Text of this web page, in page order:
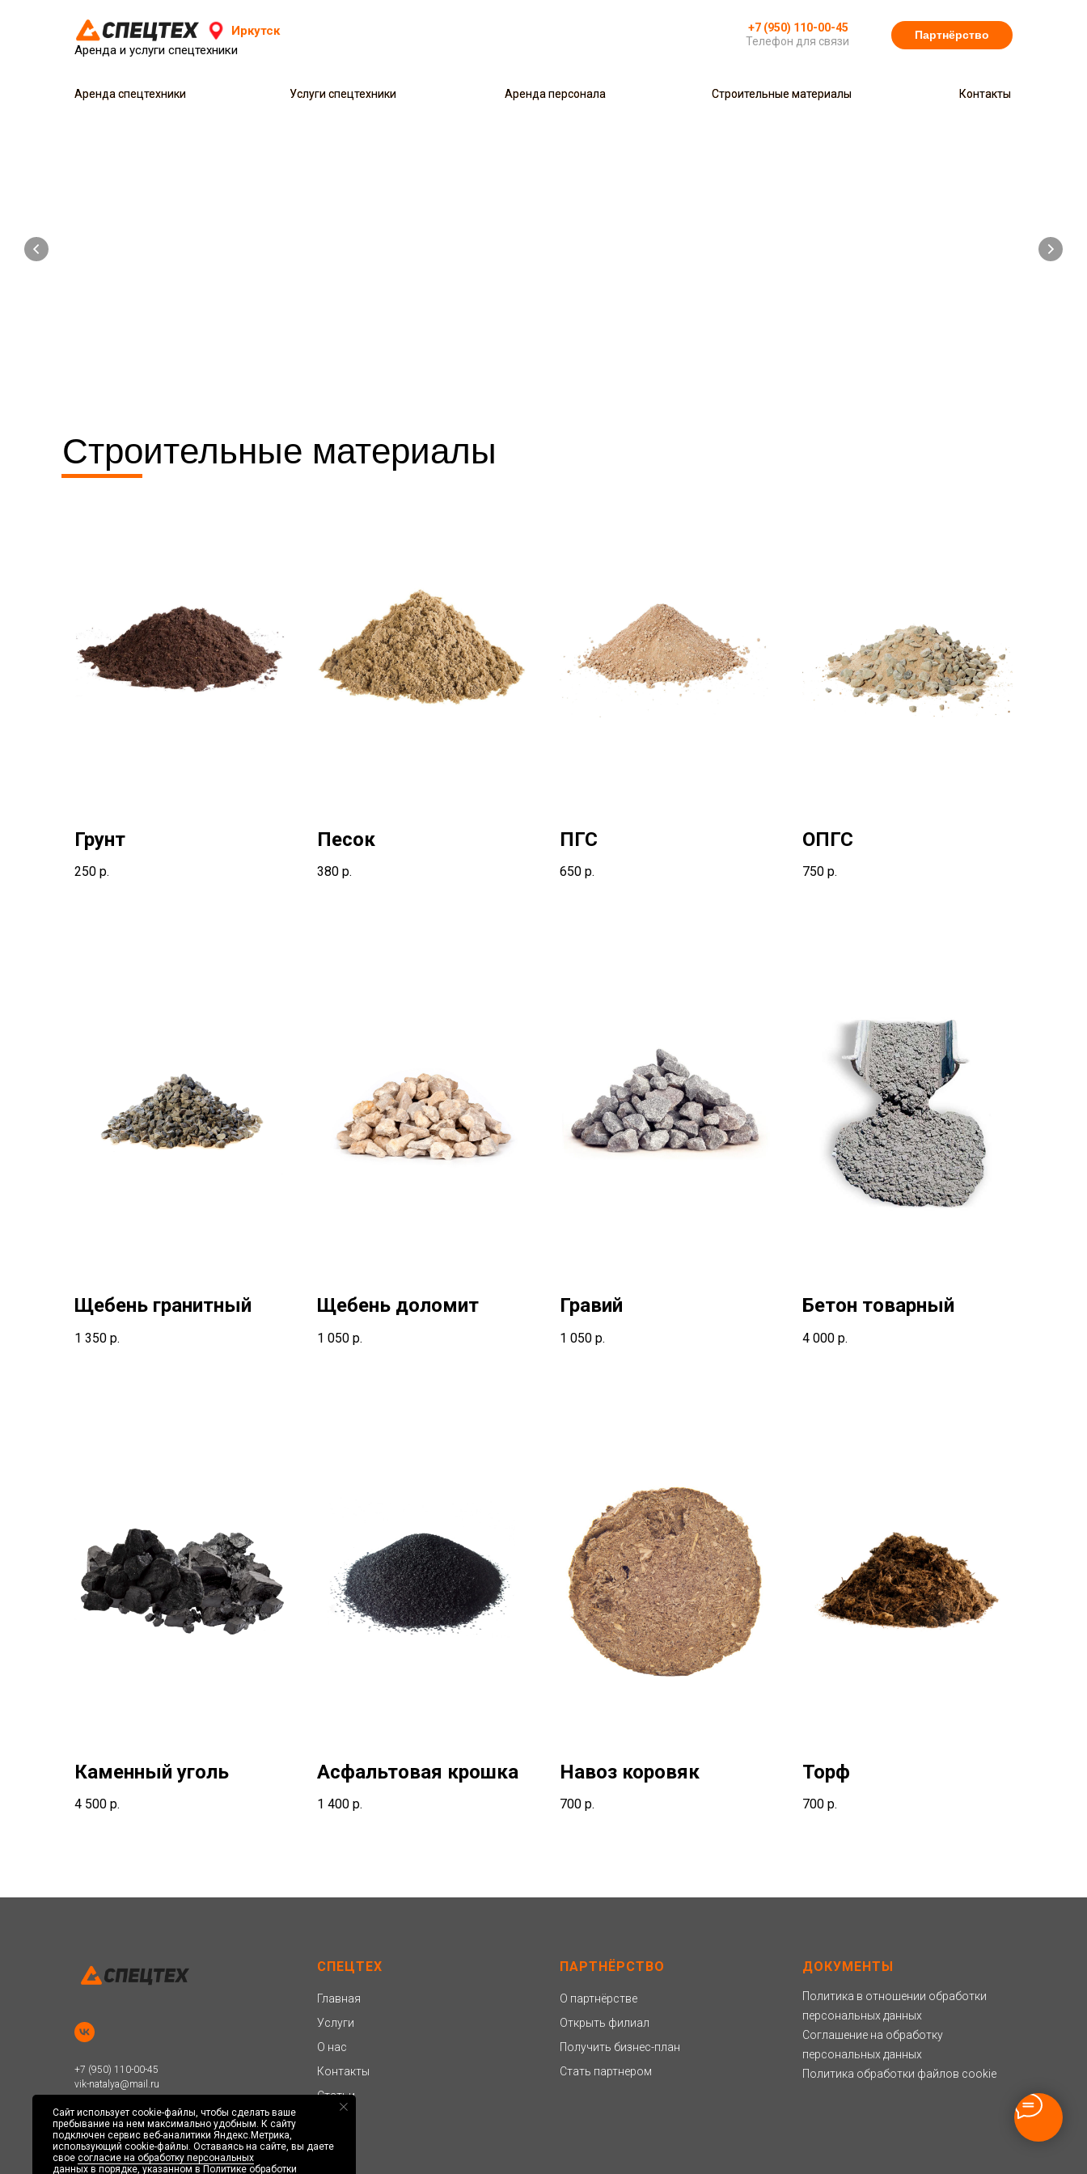
Партнёрство
Аренда и услуги спецтехники
Иркутск
+7 (950) 110-00-45
Телефон для связи
Контакты
Контакты
Строительные материалы
Строительные материалы
Аренда персонала
Аренда персонала
Услуги спецтехники
Услуги спецтехники
Аренда спецтехники
Аренда спецтехники
Строительные материалы
Грунт
250 р.
Песок
380 р.
ПГС
650 р.
ОПГС
750 р.
Щебень гранитный
1 350 р.
Щебень доломит
1 050 р.
Гравий
1 050 р.
Бетон товарный
4 000 р.
Каменный уголь
4 500 р.
Асфальтовая крошка
1 400 р.
Навоз коровяк
700 р.
Торф
700 р.
+7 (950) 110-00-45
vik-natalya@mail.ru
© 2024 СПЕЦТЕХ
Разработка сайта: ProDigitall
СПЕЦТЕХ
Главная
Услуги
О нас
Контакты
Статьи
ПАРТНЁРСТВО
О партнёрстве
Открыть филиал
Получить бизнес-план
Стать партнером
ДОКУМЕНТЫ
Политика в отношении обработки
персональных данных
Соглашение на обработку
персональных данных
Политика обработки файлов cookie
Сайт использует cookie-файлы, чтобы сделать ваше
пребывание на нем максимально удобным. К cайту
подключен сервис веб-аналитики Яндекс.Метрика,
использующий cookie-файлы. Оставаясь на сайте, вы даете
свое согласие на обработку персональных
данных в порядке, указанном в Политике обработки